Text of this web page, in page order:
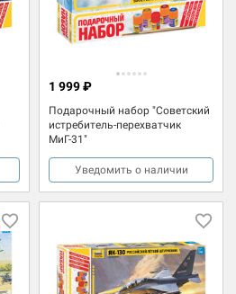
Подарочный набор "Советский
истребитель-перехватчик
МиГ-31"
1 999 ₽
Уведомить о наличии